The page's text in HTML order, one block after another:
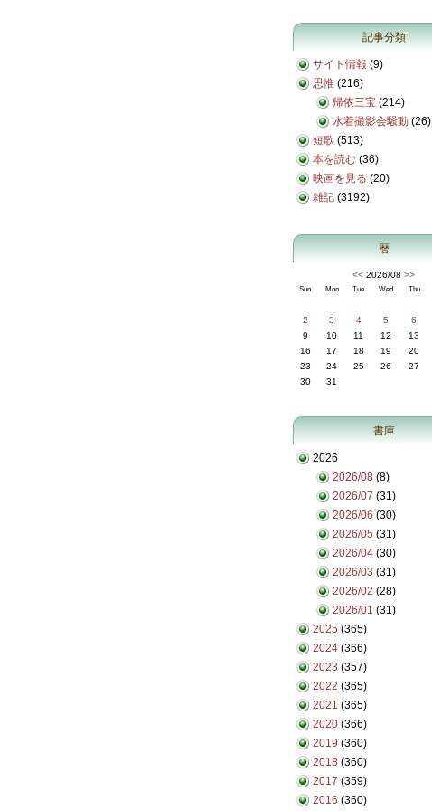
記事分類
サイト情報 (9)
思惟 (216)
帰依三宝 (214)
水着撮影会騒動 (26)
短歌 (513)
本を読む (36)
映画を見る (20)
雑記 (3192)
暦
<< 2026/08 >>
Sun Mon Tue Wed Thu
2
3 4 5 6
9
10 11 12 13
16
17 18 19 20
23
24 25 26 27
30
31
書庫
2026
2026/08 (8)
2026/07 (31)
2026/06 (30)
2026/05 (31)
2026/04 (30)
2026/03 (31)
2026/02 (28)
2026/01 (31)
2025 (365)
2024 (366)
2023 (357)
2022 (365)
2021 (365)
2020 (366)
2019 (360)
2018 (360)
2017 (359)
2016 (360)